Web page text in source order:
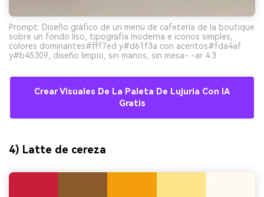
Prompt: Diseño gráfico de un menú de cafetería de la boutique
sobre un fondo liso, tipografía moderna e iconos simples,
colores dominantes#fff7ed y#d61f3a con acentos#fda4af
y#b45309, diseño limpio, sin manos, sin mesa- -ar 4:3
Crear Visuales De La Paleta De Lujuria Con IA
Gratis
4) Latte de cereza